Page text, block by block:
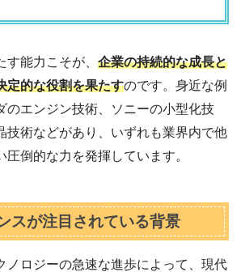
す能力こそが、 企業の持続的な成長と
定的な役割を果たすのです。 身近な例
のエンジン技術、ソニーの小型化技
技術などがあり、いずれも業界内で他
倒的な力を発揮しています。
スが注目されている背景
ノロジーの急速な進歩によって、現代